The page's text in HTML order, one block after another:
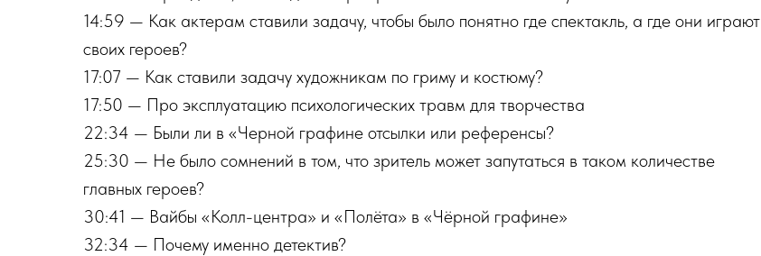
14:59 — Как актерам ставили задачу, чтобы было понятно где спектакль, а где они играют
своих героев?
17:07 — Как ставили задачу художникам по гриму и костюму?
17:50 — Про эксплуатацию психологических травм для творчества
22:34 — Были ли в «Черной графине отсылки или референсы?
25:30 — Не было сомнений в том, что зритель может запутаться в таком количестве
главных героев?
30:41 — Вайбы «Колл-центра» и «Полёта» в «Чёрной графине»
32:34 — Почему именно детектив?